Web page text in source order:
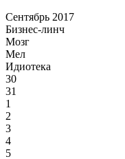
Сентябрь 2017
Бизнес-линч
Мозг
Мел
Идиотека
30
31
1
2
3
4
5